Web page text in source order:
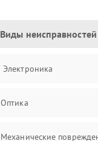
Виды неисправностей
Электроника
Оптика
Механические